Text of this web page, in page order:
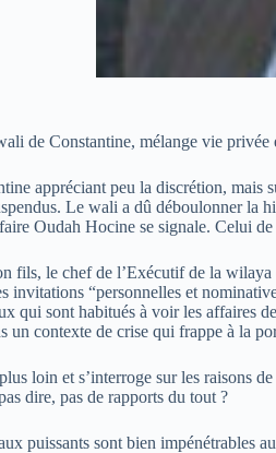
de Constantine, mélange vie privée
appréciant peu la discrétion, mais
Le wali a dû déboulonner la
Oudah Hocine se signale. Celui
fils, le chef de l’Exécutif de la
invitations “personnelles et
qui sont habitués à voir les affaires
un contexte de crise qui frappe à la
loin et s’interroge sur les raisons
dire, pas de rapports du tout ?
puissants sont bien impénétrables